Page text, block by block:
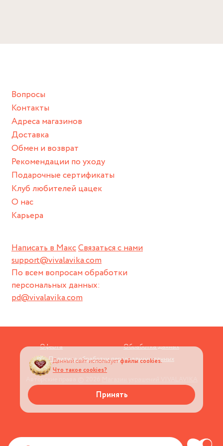
Снимайте ваше украшение перед купанием (и в море, и в
спортивный инвентарь).
Храните изделие в сухом месте.
Для надежного хранения мы доставляем все изделия в
нашей фирменной коробке или упаковке бренда.
Пожалуйста, используйте эту упаковку для хранения,
пока не носите украшение на себе.
Написать в МаксСвязаться с нами
support@vivalavika.com
По всем вопросам обработки
персональных данных:
pd@vivalavika.com
Вопросы
Контакты
Адреса магазинов
Доставка
Обмен и возврат
Рекомендации по уходу
Подарочные сертификаты
Клуб любителей цацек
О нас
Карьера
Оферта
Обработка данных
Политика обработки персональных данных
Данный сайт используетфайлы cookies.
Что такое cookies?
Принять